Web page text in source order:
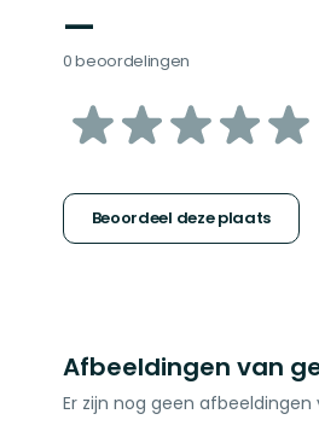
—
0 beoordelingen
van
sterren
Beoordeel deze plaats
Afbeeldingen van
Er zijn nog geen